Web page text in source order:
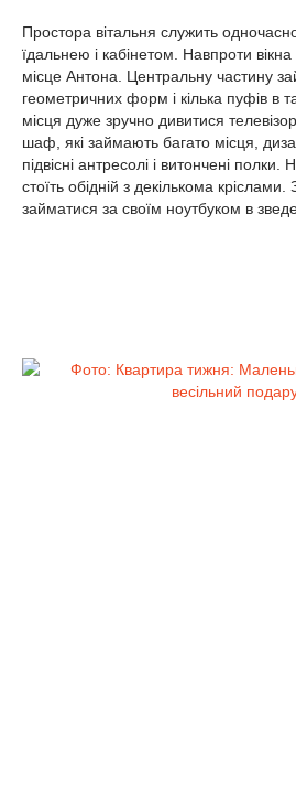
Простора вітальня служить
їдальнею і кабінетом. Навпроти
місце Антона. Центральну частину
геометричних форм і кілька пуфів в
місця дуже зручно дивитися
шаф, які займають багато місця,
підвісні антресолі і витончені
стоїть обідній з декількома
займатися за своїм ноутбуком в